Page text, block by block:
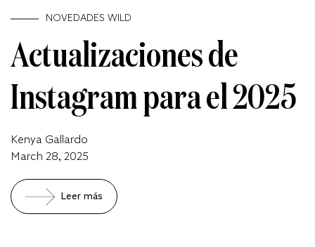
NOVEDADES WILD
Actualizaciones de
Instagram para el 2025
Kenya Gallardo
March 28, 2025
Leer más